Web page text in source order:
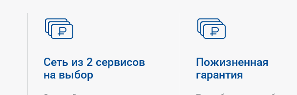
Сеть из 2 сервисов
на выбор
Пожизненная
гарантия